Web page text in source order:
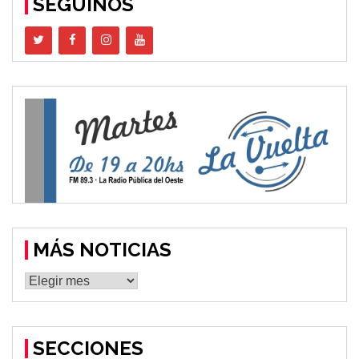
MÁS NOTICIAS
MÁS
NOTICIAS
SECCIONES